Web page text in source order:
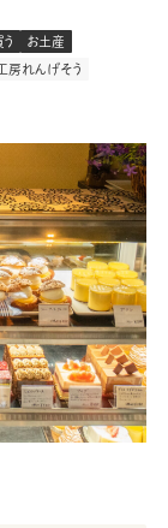
う お土産
房れんげそう